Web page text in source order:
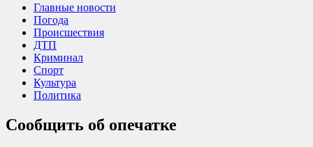
Главные новости
Погода
Происшествия
ДТП
Криминал
Спорт
Культура
Политика
Сообщить об опечатке